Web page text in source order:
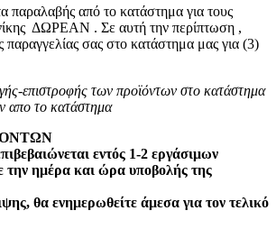
παραλαβής από το κατάστημα για τους
ΔΩΡΕΑΝ . Σε αυτή την περίπτωση ,
παραγγελίας σας στο κατάστημα μας για (3)
επιστροφής των προϊόντων στο κατάστημα
απο το κατάστημα
εντός 1-2 εργάσιμων
την ημέρα και ώρα υποβολής της
θα ενημερωθείτε άμεσα για τον τελικό